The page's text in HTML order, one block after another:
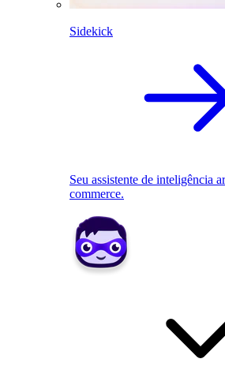
Sidekick
Seu assistente de inteligência
commerce.